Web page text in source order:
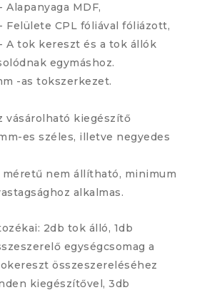
- Alapanyaga MDF,
- Felülete CPL fóliával fóliázott,
- A tok kereszt és a tok állók
egymáshoz.
-as tokszerkezet.
vásárolható kiegészítő
es széles, illetve negyedes
nem állítható, minimum
alkalmas.
2db tok álló, 1db
egységcsomag a
összeszereléséhez
kiegészítővel, 3db